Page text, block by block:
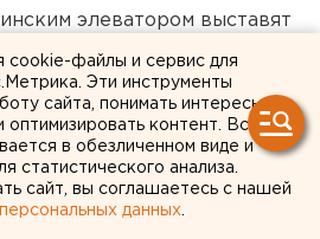
элеватором выставят
в этом году
гигант получил
готовиться к затяжной
cookie-файлы и сервис для
Эти инструменты
сайта, понимать интересы
контент. Вся
в обезличенном виде и
статистического анализа.
сайт, вы соглашаетесь с нашей
данных